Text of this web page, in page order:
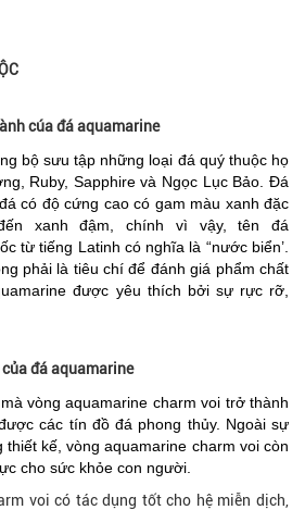
cúa đá aquamarine
bộ sưu tập những loại đá quý thuộc họ
Ruby, Sapphire và Ngọc Lục Bảo. Đá
có độ cứng cao có gam màu xanh đặc
xanh đậm, chính vì vậy, tên đá
từ tiếng Latinh có nghĩa là “nước biển’.
phải là tiêu chí để đánh giá phẩm chất
được yêu thích bởi sự rực rỡ,
đá aquamarine
vòng aquamarine charm voi trở thành
các tín đồ đá phong thủy. Ngoài sự
thiết kế, vòng aquamarine charm voi còn
cho sức khỏe con người.
voi có tác dụng tốt cho hệ miễn dịch,